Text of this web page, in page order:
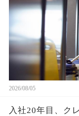
2026/08/05
入社20年目、ク